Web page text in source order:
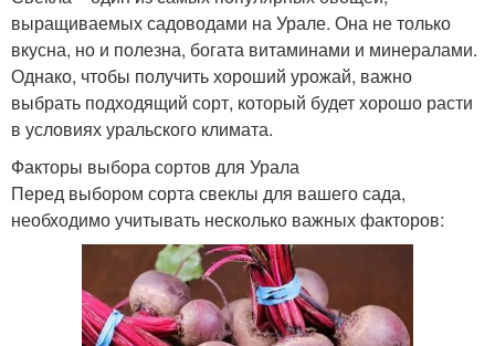
выращиваемых садоводами на Урале. Она не только
вкусна, но и полезна, богата витаминами и минералами.
Однако, чтобы получить хороший урожай, важно
выбрать подходящий сорт, который будет хорошо расти
в условиях уральского климата.
Факторы выбора сортов для Урала
Перед выбором сорта свеклы для вашего сада,
необходимо учитывать несколько важных факторов: